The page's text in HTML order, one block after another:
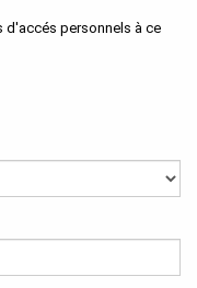
d'accés personnels à ce